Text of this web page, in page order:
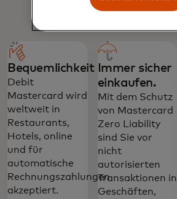
Bequemlichkeit
Debit
Mastercard wird
weltweit in
Restaurants,
Hotels, online
und für
automatische
Rechnungszahlungen
akzeptiert.
Immer sicher
einkaufen.
Mit dem Schutz
von Mastercard
Zero Liability
sind Sie vor
nicht
autorisierten
Transaktionen in
Geschäften,